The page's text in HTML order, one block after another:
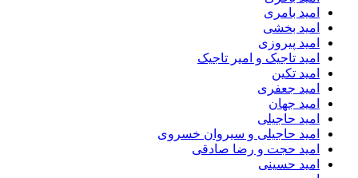
امید بامری
امید بخشی
امید پیروزی
امید تاجیک و امیر تاجیک
امید تکین
امید جعفری
امید جهان
امید حاجیلی
امید حاجیلی و سیروان خسروی
امید حجت و رضا صادقی
امید حسینی